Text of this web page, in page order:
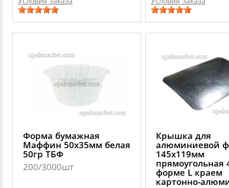
Форма бумажная
Маффин 50х35мм белая
50гр ТБФ
200/3000шт
Крышка для
алюминиевой
145х119мм
прямоугольная
форме L краем
картонно-